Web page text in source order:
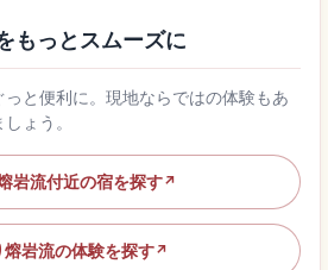
もっとスムーズに
と便利に。現地ならではの体験もあ
ょう。
岩流付近の宿を探す↗
熔岩流の体験を探す↗